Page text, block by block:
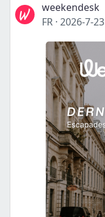
weekendesk
FR · 2026-7-23